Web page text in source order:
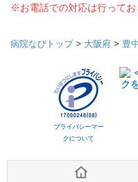
※お電話での対応は行ってお
病院なびトップ> 大阪府 > 豊
プライバシーマー
クについて